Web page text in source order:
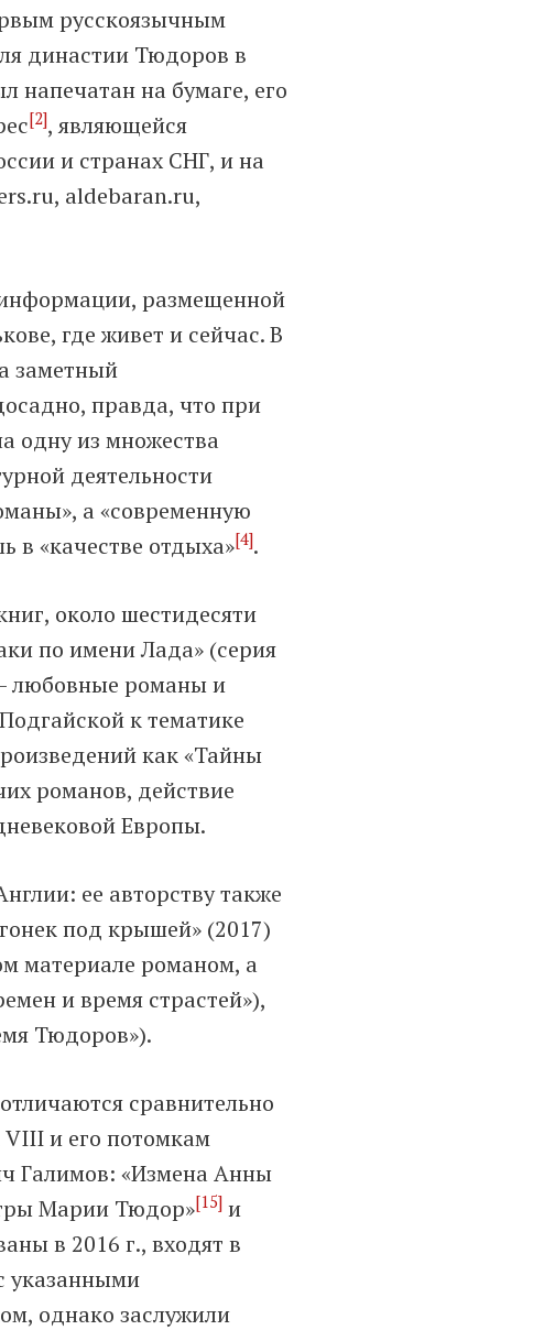
русскоязычным
династии Тюдоров в
напечатан на бумаге, его
[2], являющейся
и странах СНГ, и на
aldebaran.ru,
информации, размещенной
где живет и сейчас. В
заметный
правда, что при
одну из множества
деятельности
а «современную
в «качестве отдыха»[4].
около шестидесяти
по имени Лада» (серия
любовные романы и
к тематике
как «Тайны
романов, действие
Европы.
ее авторству также
под крышей» (2017)
материале романом, а
и время страстей»),
Тюдоров»).
сравнительно
и его потомкам
Галимов: «Измена Анны
Марии Тюдор»[15] и
в 2016 г., входят в
указанными
однако заслужили